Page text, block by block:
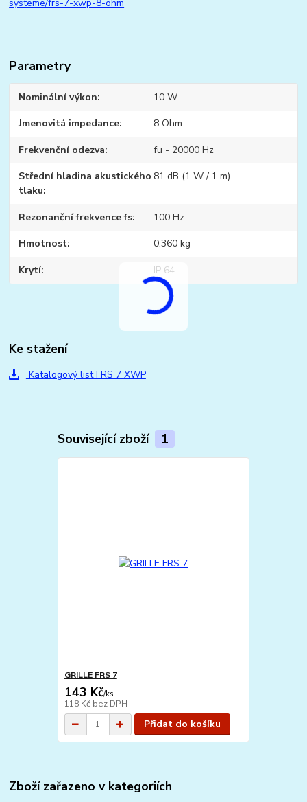
systeme/frs-7-xwp-8-ohm
Parametry
Nominální výkon 10 W
Jmenovitá impedance 8 Ohm
Frekvenční odezva fu - 20000 Hz
Střední hladina akustického
tlaku
81 dB (1 W / 1 m)
Rezonanční frekvence fs 100 Hz
Hmotnost 0,360 kg
Krytí IP 64
Ke stažení
Katalogový list FRS 7 XWP
Související zboží 1
GRILLE FRS 7
143 Kč/ks
118 Kč bez DPH
Přidat do košíku
Zboží zařazeno v kategoriích